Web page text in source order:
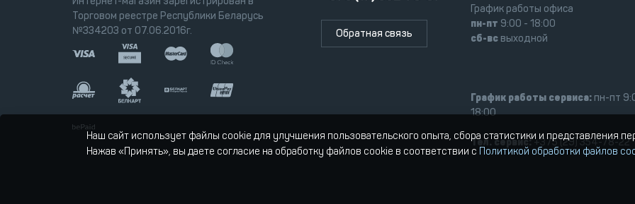
Торговом реестре Республики Беларусь
№334203 от 07.06.2016г.
Обратная связь
График работы офиса
пн-пт 9:00 - 18:00
сб-всвыходной
График работы сервиса:пн-пт
18:00
Тел. сервис:+375 (29) 354-78-22
Наш сайт использует файлы cookie для улучшения пользовательского опыта, сбора статистики и представления
Нажав «Принять», вы даете согласие на обработку файлов cookie в соответствии с Политикой обработки файлов